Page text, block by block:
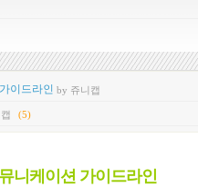
이드라인 by 쥬니캡
(5)
니케이션 가이드라인